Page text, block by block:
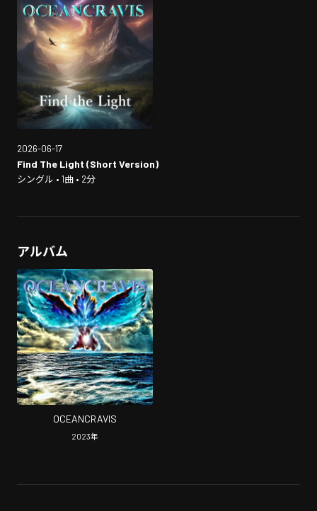
2026-06-17
Find The Light (Short Version)
シングル • 1曲 • 2分
アルバム
OCEANCRAVIS
2023年